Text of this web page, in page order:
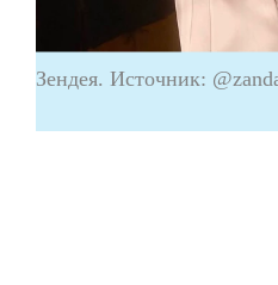
Зендея. Источник: